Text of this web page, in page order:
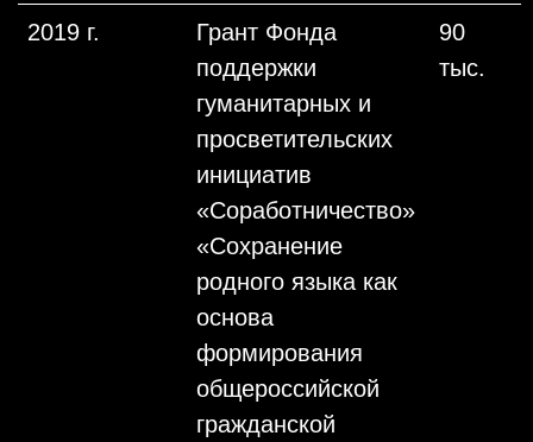
2019 г.
Грант Фонда
поддержки
гуманитарных и
просветительских
инициатив
«Соработничество»
«Сохранение
родного языка как
основа
формирования
общероссийской
гражданской
90
тыс.